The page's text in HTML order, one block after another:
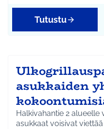
Tutustu
asukkaiden
Halkivahantie 2
asukkaat voisivat